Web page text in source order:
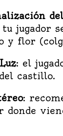
jugador
y flor
: el
castillo.
:
donde